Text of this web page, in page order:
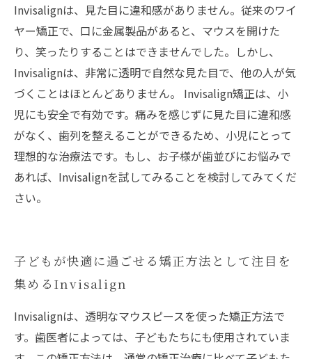
Invisalignは、見た目に違和感がありません。従来のワイ
ヤー矯正で、口に金属製品があると、マウスを開けた
り、笑ったりすることはできませんでした。しかし、
Invisalignは、非常に透明で自然な見た目で、他の人が気
づくことはほとんどありません。 Invisalign矯正は、小
児にも安全で有効です。痛みを感じずに見た目に違和感
がなく、歯列を整えることができるため、小児にとって
理想的な治療法です。もし、お子様が歯並びにお悩みで
あれば、Invisalignを試してみることを検討してみてくだ
さい。
子どもが快適に過ごせる矯正方法として注目を
集めるInvisalign
Invisalignは、透明なマウスピースを使った矯正方法で
す。歯医者によっては、子どもたちにも使用されていま